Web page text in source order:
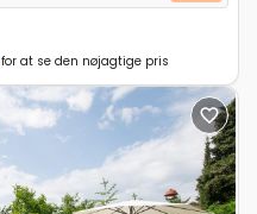
for at se den nøjagtige pris